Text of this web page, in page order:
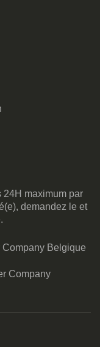
24H maximum par
demandez le et
Company Belgique
Company